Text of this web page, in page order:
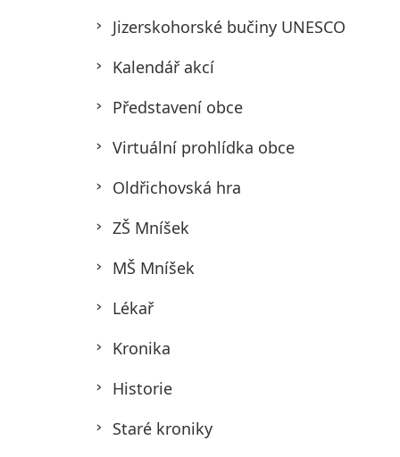
Jizerskohorské bučiny UNESCO
Kalendář akcí
Představení obce
Virtuální prohlídka obce
Oldřichovská hra
ZŠ Mníšek
MŠ Mníšek
Lékař
Kronika
Historie
Staré kroniky